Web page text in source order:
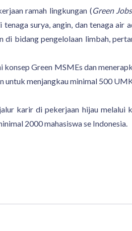
ramah lingkungan (Green Jobs
surya, angin, dan tenaga air
di bidang pengelolaan limbah,
Green MSMEs dan
untuk menjangkau minimal 500
karir di pekerjaan hijau melalui
2000 mahasiswa se Indonesia.